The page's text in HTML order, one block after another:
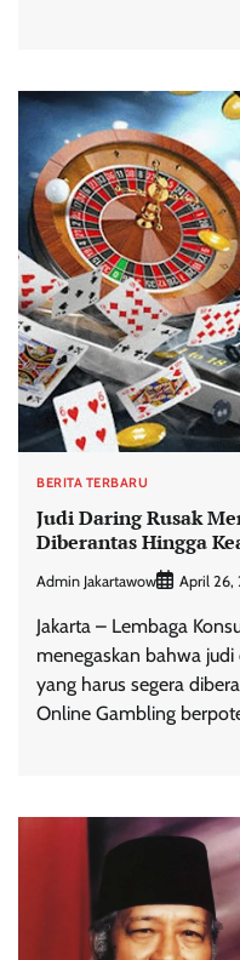
BERITA TERBARU
Judi Daring Rusak
Diberantas Hingga
Admin Jakartawow April 26,
Jakarta – Lembaga
menegaskan bahwa
yang harus segera
Online Gambling